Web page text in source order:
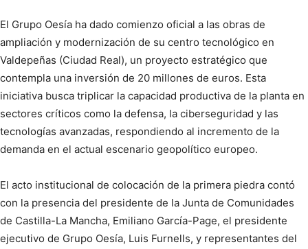
El Grupo Oesía ha dado comienzo oficial a las obras de
ampliación y modernización de su centro tecnológico en
Valdepeñas (Ciudad Real), un proyecto estratégico que
contempla una inversión de 20 millones de euros. Esta
iniciativa busca triplicar la capacidad productiva de la planta en
sectores críticos como la defensa, la ciberseguridad y las
tecnologías avanzadas, respondiendo al incremento de la
demanda en el actual escenario geopolítico europeo.
El acto institucional de colocación de la primera piedra contó
con la presencia del presidente de la Junta de Comunidades
de Castilla-La Mancha, Emiliano García-Page, el presidente
ejecutivo de Grupo Oesía, Luis Furnells, y representantes del